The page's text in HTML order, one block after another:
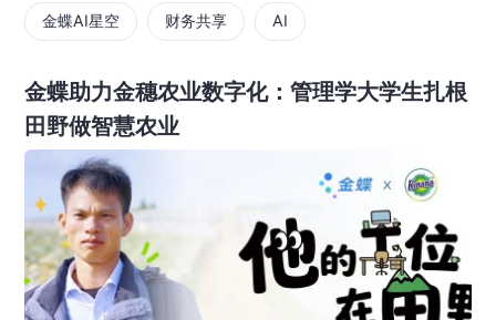
金蝶AI星空 财务共享 AI
金蝶助力金穗农业数字化：管理学大学生扎根
田野做智慧农业